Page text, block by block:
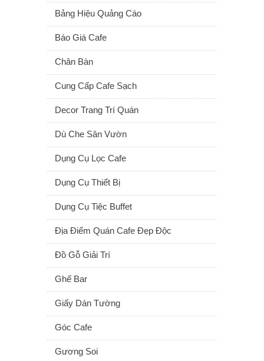
Bảng Hiệu Quảng Cáo
Báo Giá Cafe
Chân Bàn
Cung Cấp Cafe Sạch
Decor Trang Trí Quán
Dù Che Sân Vườn
Dụng Cụ Lọc Cafe
Dụng Cụ Thiết Bị
Dụng Cụ Tiệc Buffet
Địa Điểm Quán Cafe Đẹp Độc
Đồ Gỗ Giải Trí
Ghế Bar
Giấy Dán Tường
Góc Cafe
Gương Soi